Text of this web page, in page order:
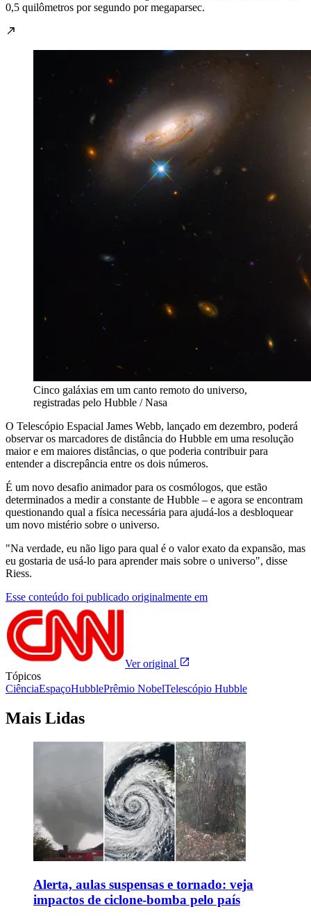
0,5 quilômetros por segundo por megaparsec.
Cinco galáxias em um canto remoto do universo,
registradas pelo Hubble / Nasa
O Telescópio Espacial James Webb, lançado em dezembro, poderá
observar os marcadores de distância do Hubble em uma resolução
maior e em maiores distâncias, o que poderia contribuir para
entender a discrepância entre os dois números.
É um novo desafio animador para os cosmólogos, que estão
determinados a medir a constante de Hubble – e agora se encontram
questionando qual a física necessária para ajudá-los a desbloquear
um novo mistério sobre o universo.
"Na verdade, eu não ligo para qual é o valor exato da expansão, mas
eu gostaria de usá-lo para aprender mais sobre o universo", disse
Riess.
Esse conteúdo foi publicado originalmente em
Ver original
Tópicos
CiênciaEspaçoHubblePrêmio NobelTelescópio Hubble
Mais Lidas
Alerta, aulas suspensas e tornado: veja
impactos de ciclone-bomba pelo país